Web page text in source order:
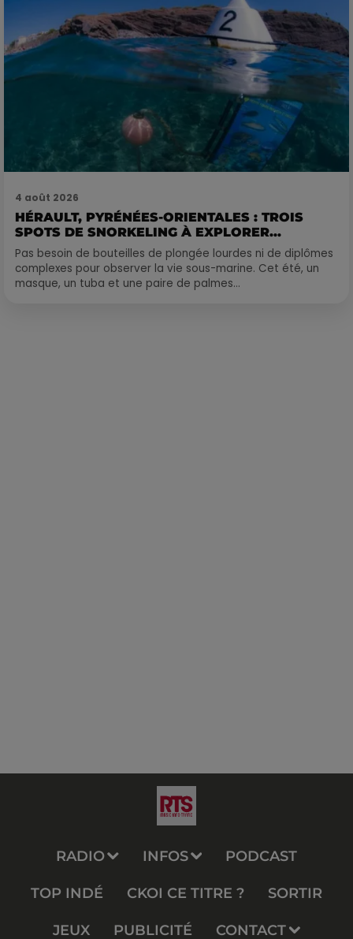
4 août 2026
HÉRAULT, PYRÉNÉES-ORIENTALES : TROIS
SPOTS DE SNORKELING À EXPLORER...
Pas besoin de bouteilles de plongée lourdes ni de diplômes
complexes pour observer la vie sous-marine. Cet été, un
masque, un tuba et une paire de palmes...
RADIO INFOS PODCAST
TOP INDÉ CKOI CE TITRE ? SORTIR
JEUX PUBLICITÉ CONTACT